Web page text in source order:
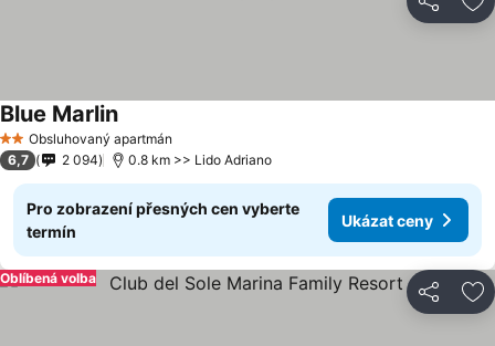
Sdílet
2 Počet hvězdiček
Obsluhovaný apartmán
Blue Marlin
6,7 2 094 0.8 km >> Lido Adriano
Pro zobrazení přesných cen vyberte
termín
Ukázat ceny
Sdílet
Oblíbená volba